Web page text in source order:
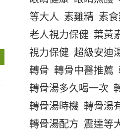
等大人 素雞精 素
老人視力保健 葉黃
視力保健 超級安迪
轉骨 轉骨中醫推薦
轉骨湯多久喝一次
轉骨湯時機 轉骨湯
轉骨湯配方 震達等